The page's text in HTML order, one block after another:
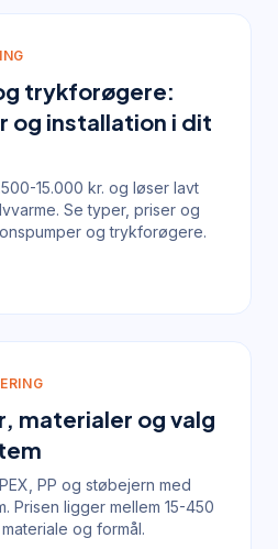
trykforøgere:
og installation i dit
15.000 kr. og løser lavt
Se typer, priser og
og trykforøgere.
materialer og valg
PP og støbejern med
Prisen ligger mellem 15-450
og formål.